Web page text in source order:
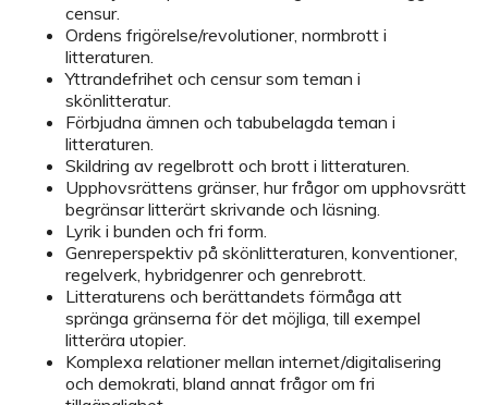
censur.
Ordens frigörelse/revolutioner, normbrott i
litteraturen.
Yttrandefrihet och censur som teman i
skönlitteratur.
Förbjudna ämnen och tabubelagda teman i
litteraturen.
Skildring av regelbrott och brott i litteraturen.
Upphovsrättens gränser, hur frågor om upphovsrätt
begränsar litterärt skrivande och läsning.
Lyrik i bunden och fri form.
Genreperspektiv på skönlitteraturen, konventioner,
regelverk, hybridgenrer och genrebrott.
Litteraturens och berättandets förmåga att
spränga gränserna för det möjliga, till exempel
litterära utopier.
Komplexa relationer mellan internet/digitalisering
och demokrati, bland annat frågor om fri